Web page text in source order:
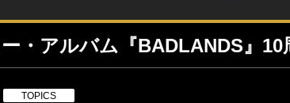
・アルバム『BADLANDS』
TOPICS